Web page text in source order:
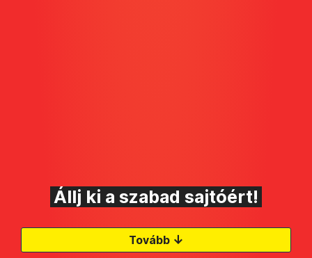
Állj ki a szabad sajtóért!
Tovább ↓